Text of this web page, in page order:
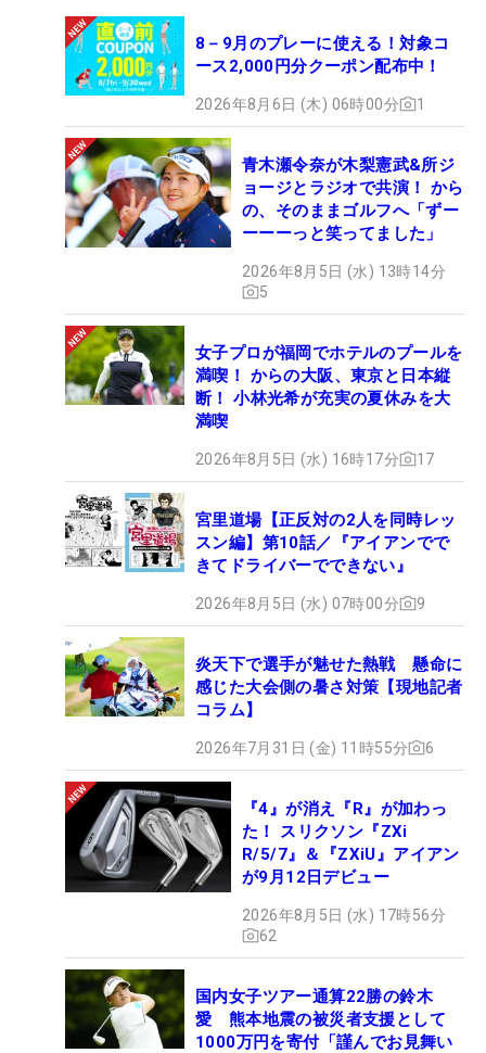
8－9月のプレーに使える！対象コ
ース2,000円分クーポン配布中！
2026年8月6日 (木) 06時00分 1
青木瀬令奈が木梨憲武&所ジ
ョージとラジオで共演！ から
の、そのままゴルフへ「ずー
ーーーっと笑ってました」
2026年8月5日 (水) 13時14分
5
女子プロが福岡でホテルのプールを
満喫！ からの大阪、東京と日本縦
断！ 小林光希が充実の夏休みを大
満喫
2026年8月5日 (水) 16時17分 17
宮里道場【正反対の2人を同時レッ
スン編】第10話／『アイアンでで
きてドライバーでできない』
2026年8月5日 (水) 07時00分 9
炎天下で選手が魅せた熱戦 懸命に
感じた大会側の暑さ対策【現地記者
コラム】
2026年7月31日 (金) 11時55分 6
『4』が消え『R』が加わっ
た！ スリクソン『ZXi
R/5/7』＆『ZXiU』アイアン
が9月12日デビュー
2026年8月5日 (水) 17時56分
62
国内女子ツアー通算22勝の鈴木
愛 熊本地震の被災者支援として
1000万円を寄付「謹んでお見舞い